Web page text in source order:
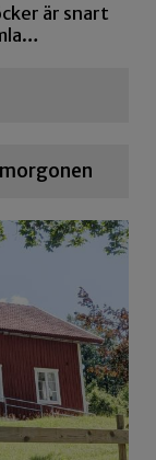
är snart